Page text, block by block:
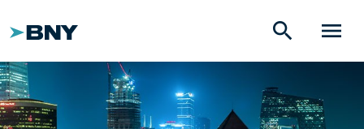
menu
search